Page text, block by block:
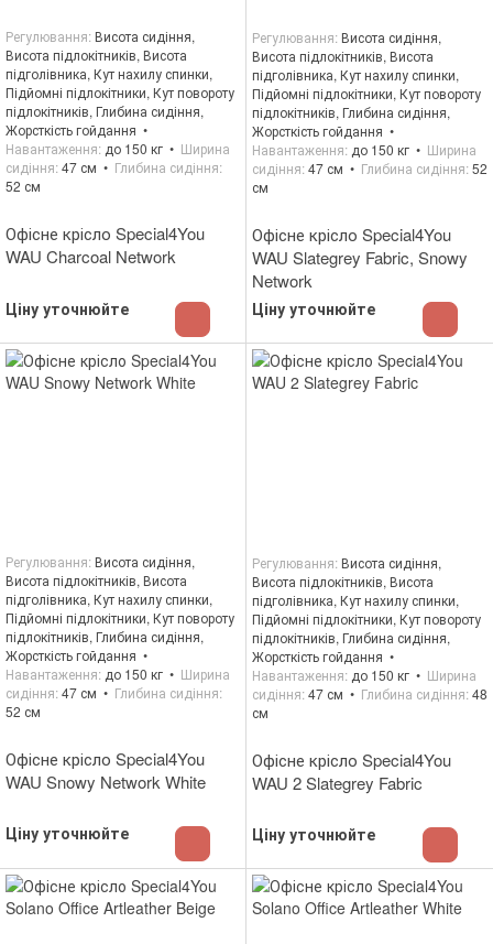
Офісне крісло Special4You
WAU Charcoal Network
Ціну уточнюйте
Регулювання Висота сидіння,
Висота підлокітників, Висота
підголівника, Кут нахилу спинки,
Підйомні підлокітники, Кут повороту
підлокітників, Глибина сидіння,
Жорсткість гойдання
Навантаження до 150 кг
Ширина
сидіння 47 см
Глибина сидіння
52 см
Офісне крісло Special4You
WAU Slategrey Fabric, Snowy
Network
Ціну уточнюйте
Регулювання Висота сидіння,
Висота підлокітників, Висота
підголівника, Кут нахилу спинки,
Підйомні підлокітники, Кут повороту
підлокітників, Глибина сидіння,
Жорсткість гойдання
Навантаження до 150 кг
Ширина
сидіння 47 см Глибина сидіння 52
см
Офісне крісло Special4You
WAU Snowy Network White
Ціну уточнюйте
Регулювання Висота сидіння,
Висота підлокітників, Висота
підголівника, Кут нахилу спинки,
Підйомні підлокітники, Кут повороту
підлокітників, Глибина сидіння,
Жорсткість гойдання
Навантаження до 150 кг
Ширина
сидіння 47 см
Глибина сидіння
52 см
Офісне крісло Special4You
WAU 2 Slategrey Fabric
Ціну уточнюйте
Регулювання Висота сидіння,
Висота підлокітників, Висота
підголівника, Кут нахилу спинки,
Підйомні підлокітники, Кут повороту
підлокітників, Глибина сидіння,
Жорсткість гойдання
Навантаження до 150 кг
Ширина
сидіння 47 см Глибина сидіння 48
см